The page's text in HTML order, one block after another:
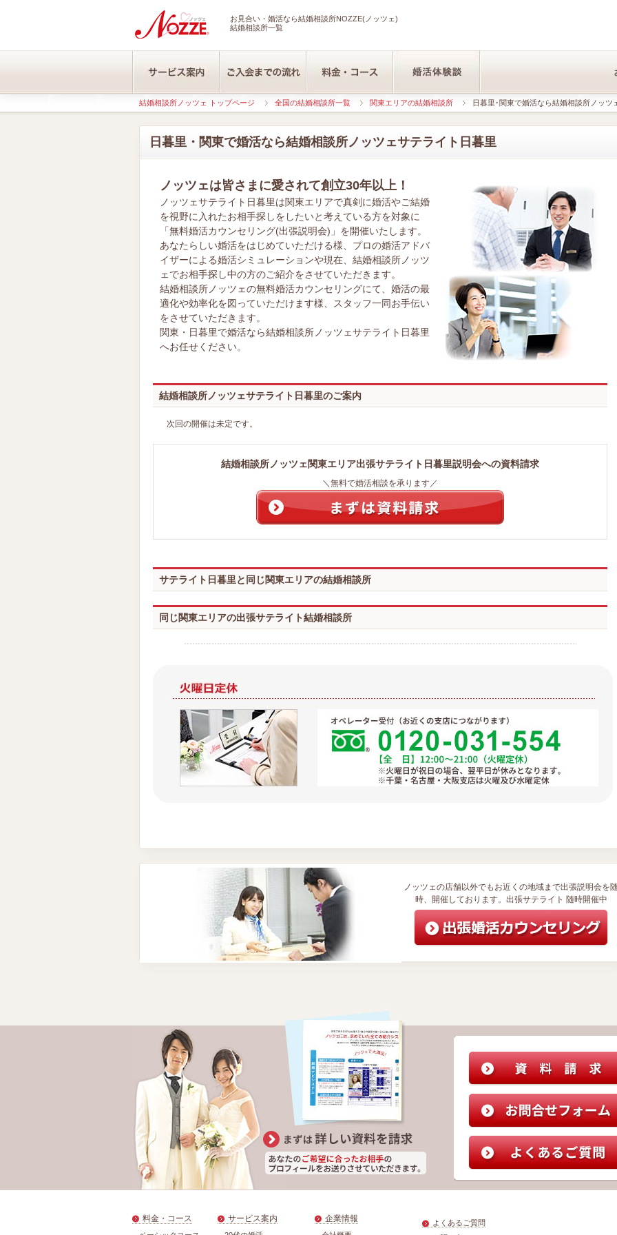
お見合い・婚活なら結婚相談所NOZZE(ノッツェ)
結婚相談所一覧
結婚相談所ノッツェ トップページ 全国の結婚相談所一覧 関東エリアの結婚相談所 日暮里･関東で婚活なら結婚相談所ノッツ
日暮里・関東で婚活なら結婚相談所ノッツェサテライト日暮里
ノッツェは皆さまに愛されて創立30年以上！
ノッツェサテライト日暮里は関東エリアで真剣に婚活やご結婚
を視野に入れたお相手探しをしたいと考えている方を対象に
「無料婚活カウンセリング(出張説明会)」を開催いたします。
あなたらしい婚活をはじめていただける様、プロの婚活アドバ
イザーによる婚活シミュレーションや現在、結婚相談所ノッツ
ェでお相手探し中の方のご紹介をさせていただきます。
結婚相談所ノッツェの無料婚活カウンセリングにて、婚活の最
適化や効率化を図っていただけます様、スタッフ一同お手伝い
をさせていただきます。
関東・日暮里で婚活なら結婚相談所ノッツェサテライト日暮里
へお任せください。
結婚相談所ノッツェサテライト日暮里のご案内
次回の開催は未定です。
結婚相談所ノッツェ関東エリア出張サテライト日暮里説明会への資料請求
＼無料で婚活相談を承ります／
サテライト日暮里と同じ関東エリアの結婚相談所
同じ関東エリアの出張サテライト結婚相談所
ノッツェの店舗以外でもお近くの地域まで出張説明会を
時、開催しております。出張サテライト 随時開催中
料金・コース サービス案内 企業情報
よくあるご質問